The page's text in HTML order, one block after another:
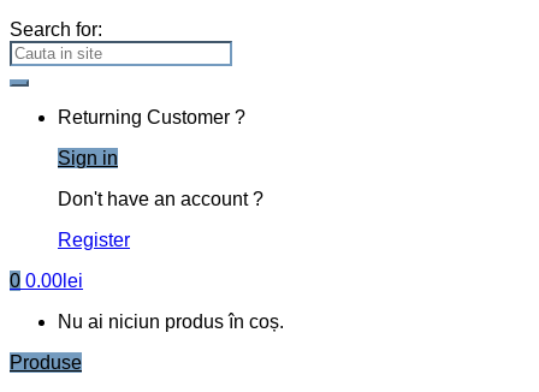
Search for:
Returning Customer ?
Sign in
Don't have an account ?
Register
0 0.00 lei
Nu ai niciun produs în coș.
Produse